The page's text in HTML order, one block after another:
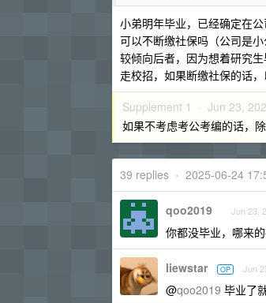
小弟明年毕业，已经确定在
可以不断缴社保吗（公司是
较倾向后者，因为想着研究
走校招，如果断缴社保的话
Supplement 1 · Jun 23,
如果不考虑考公考编的话，
39 replies • 2025-06-24
qoo2019 Jun 23,
你都没毕业，哪来
liewstar OP Jun
@qoo2019 毕业了